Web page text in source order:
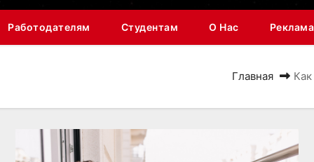
Работодателям Студентам О Нас Реклама
Главная